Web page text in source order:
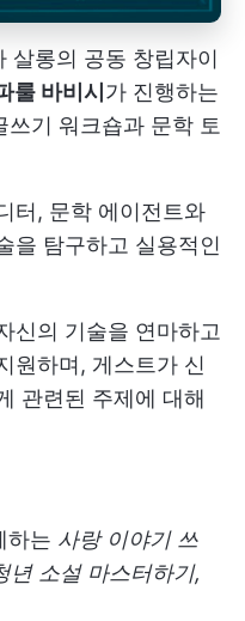
살롱의 공동 창립자이
룰 바비시 가 진행하는
기 워크숍과 문학 토
터, 문학 에이전트와
을 탐구하고 실용적인
신의 기술을 연마하고
원하며, 게스트가 신
관련된 주제에 대해
하는 사랑 이야기 쓰
년 소설 마스터하기,